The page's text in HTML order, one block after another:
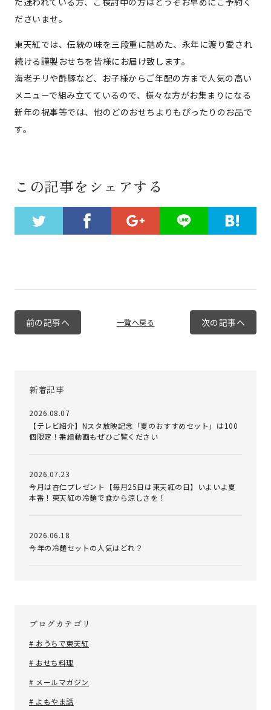
ださいませ。
東天紅では、伝統の味を三段重に詰めた、永年に渡り愛され
続ける謹製おせちを皆様にお届け致します。
海老チリや酢豚など、お子様からご年配の方まで人気の高い
メニューで組み立てているので、様々な方がお集まりになる
新年の祝事等では、他のどのおせちよりもぴったりのお品で
す。
この記事をシェアする
前の記事へ 一覧へ戻る 次の記事へ
新着記事
2026.08.07
【テレビ紹介】Nスタ放映記念「夏のおすすめセット」は100
個限定！番組動画もぜひご覧ください
2026.07.23
今月は杏仁プレゼント【毎月25日は東天紅の日】いよいよ夏
本番！東天紅の冷麺で食から涼しさを！
2026.06.18
今年の冷麺セットの人気はどれ？
ブログカテゴリ
# おうちで東天紅
# おせち料理
# メールマガジン
# よもやま話